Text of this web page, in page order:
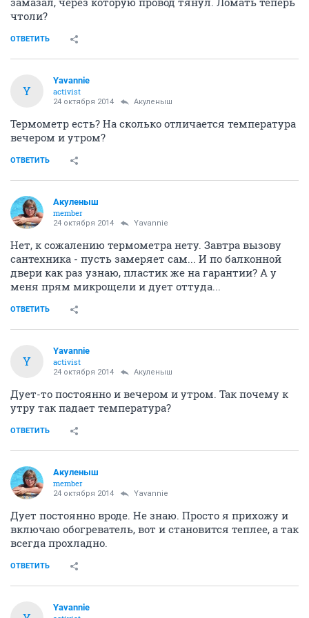
чтоли?
ОТВЕТИТЬ
Y
Yavannie
activist
24 октября 2014 Акуленыш
Термометр есть? На сколько отличается температура
вечером и утром?
ОТВЕТИТЬ
Акуленыш
member
24 октября 2014 Yavannie
Нет, к сожалению термометра нету. Завтра вызову
сантехника - пусть замеряет сам... И по балконной
двери как раз узнаю, пластик же на гарантии? А у
меня прям микрощели и дует оттуда...
ОТВЕТИТЬ
Y
Yavannie
activist
24 октября 2014 Акуленыш
Дует-то постоянно и вечером и утром. Так почему к
утру так падает температура?
ОТВЕТИТЬ
Акуленыш
member
24 октября 2014 Yavannie
Дует постоянно вроде. Не знаю. Просто я прихожу и
включаю обогреватель, вот и становится теплее, а так
всегда прохладно.
ОТВЕТИТЬ
Yavannie